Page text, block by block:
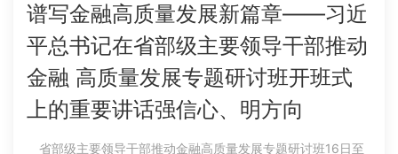
谱写金融高质量发展新篇章——习近
平总书记在省部级主要领导干部推动
金融 高质量发展专题研讨班开班式
上的重要讲话强信心、明方向
省部级主要领导干部推动金融高质量发展专题研讨班16日至